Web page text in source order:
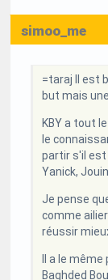
simoo_me
=taraj Il est
but mais
KBY a tout
le
partir s'il est
Yanick,
Je pense
comme
réussir
Il a le même
Baghded